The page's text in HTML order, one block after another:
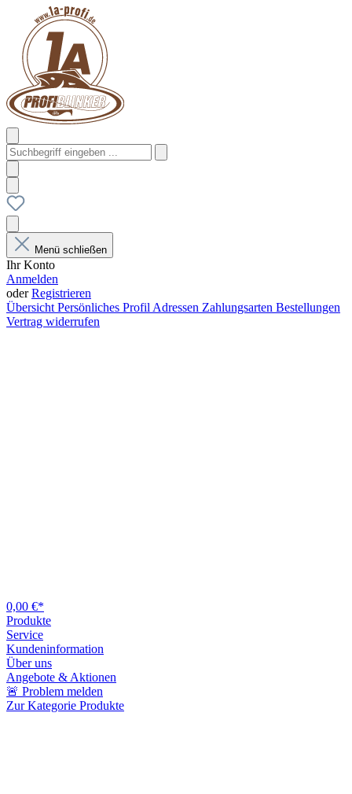
Menü schließen
Ihr Konto
Anmelden
oderRegistrieren
Übersicht Persönliches Profil Adressen Zahlungsarten Bestellungen
Vertrag widerrufen
0,00 €*
Produkte
Service
Kundeninformation
Über uns
Angebote & Aktionen
🚨 Problem melden
Zur Kategorie Produkte